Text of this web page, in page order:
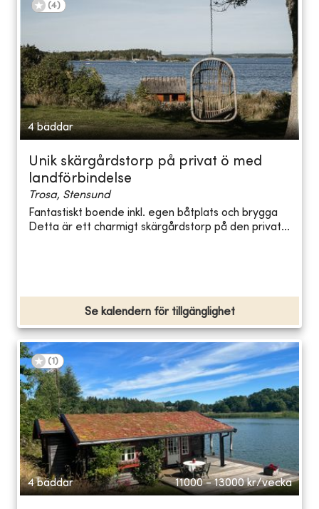
(4)
4 bäddar
Unik skärgårdstorp på privat ö med
landförbindelse
Trosa, Stensund
Fantastiskt boende inkl. egen båtplats och brygga
Detta är ett charmigt skärgårdstorp på den privat...
Se kalendern för tillgänglighet
(1 )
4 bäddar 11000 - 13000 kr/vecka